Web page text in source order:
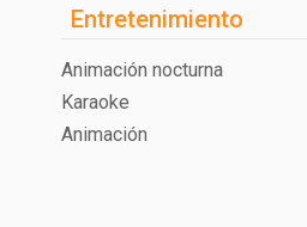
Entretenimiento
Animación nocturna
Karaoke
Animación